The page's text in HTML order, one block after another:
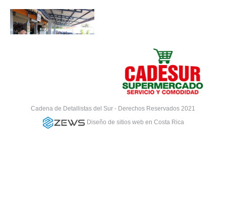
Cadena de Detallistas del Sur - Derechos Reservados 2021
Diseño de sitios web en Costa Rica